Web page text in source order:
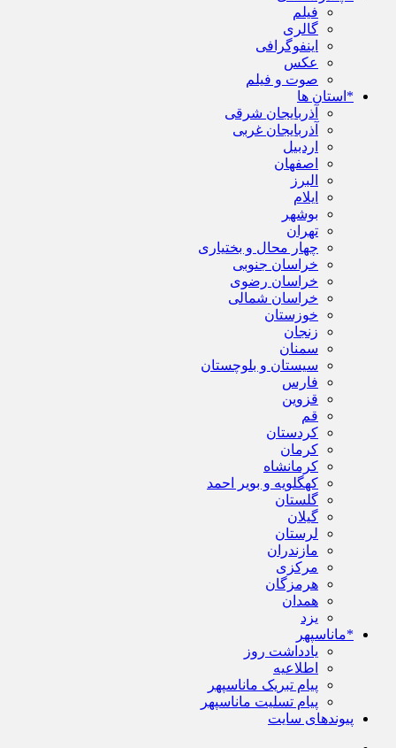
فیلم
گالری
اینفوگرافی
عکس
صوت و فیلم
*استان ها
آذربایجان شرقی
آذربایجان غربی
اردبیل
اصفهان
البرز
ایلام
بوشهر
تهران
چهار محال و بختیاری
خراسان جنوبی
خراسان رضوی
خراسان شمالی
خوزستان
زنجان
سمنان
سیستان و بلوچستان
فارس
قزوین
قم
کردستان
کرمان
کرمانشاه
کهگلویه و بویر احمد
گلستان
گیلان
لرستان
مازندران
مرکزی
هرمزگان
همدان
یزد
*ماناسپهر
یادداشت روز
اطلاعیه
پیام تبریک ماناسپهر
پیام تسلیت ماناسپهر
پیوندهای سایت